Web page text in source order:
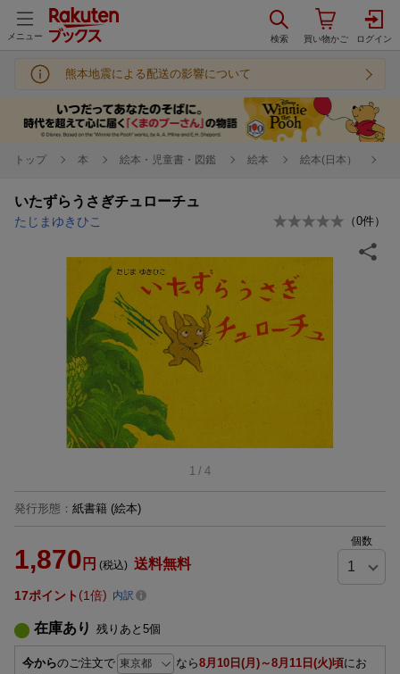
メニュー
熊本地震による配送の影響について
トップ 本 絵本・児童書・図鑑 絵本 絵本(日本）
いたずらうさぎチュローチュ
たじまゆきひこ （0件）
1 / 4
発行形態 ： 紙書籍 (絵本)
1,870 円 (税込) 送料無料
個数
17ポイント 1倍 内訳
在庫あり 残りあと 5個
今からのご注文で なら8月10日(月)～8月11日(火)頃にお